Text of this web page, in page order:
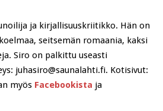
ja kirjallisuuskriitikko. Hän on
seitsemän romaania, kaksi
Siro on palkittu useasti
juhasiro@saunalahti.fi. Kotisivut:
myös Facebookista ja